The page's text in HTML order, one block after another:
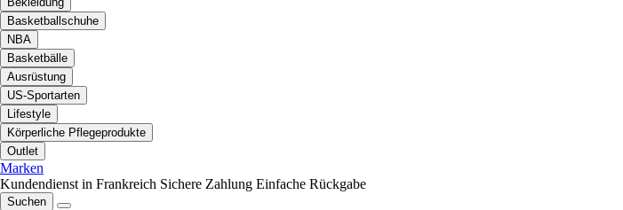
Basketballschuhe
NBA
Basketbälle
Ausrüstung
US-Sportarten
Lifestyle
Körperliche Pflegeprodukte
Outlet
Marken
Kundendienst in Frankreich Sichere Zahlung Einfache Rückgabe
Suchen